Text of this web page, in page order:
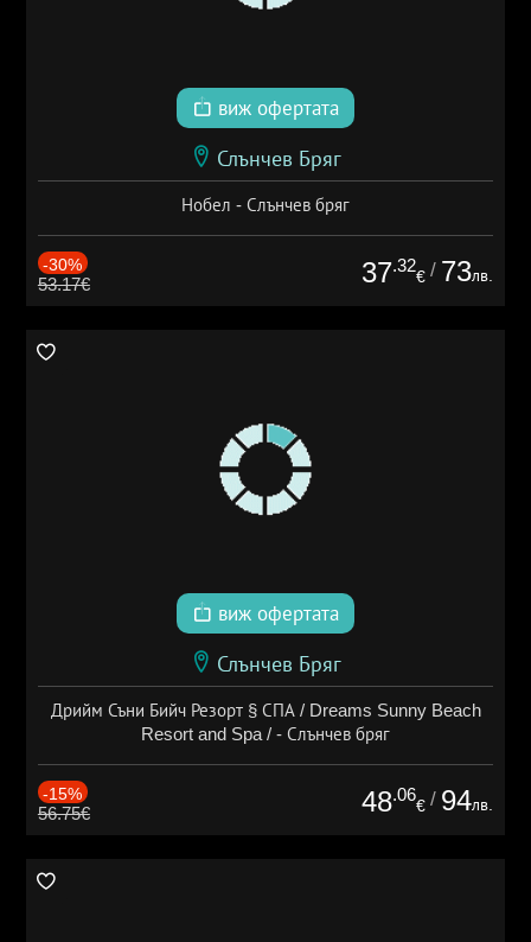
виж офертата
Слънчев Бряг
Нобел - Слънчев бряг
-30%
53.17€ 37.32
€ / 73лв.
виж офертата
Слънчев Бряг
Дрийм Съни Бийч Резорт § СПА / Dreams Sunny Beach
Resort and Spa / - Слънчев бряг
-15%
56.75€ 48.06
€ / 94лв.